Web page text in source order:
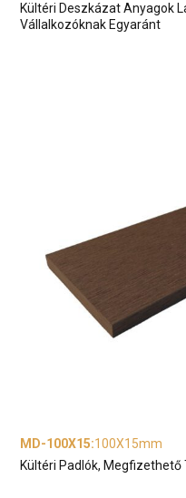
Kültéri Deszkázat Anyagok
Vállalkozóknak Egyaránt
MD-100X15:100X15mm
Kültéri Padlók,